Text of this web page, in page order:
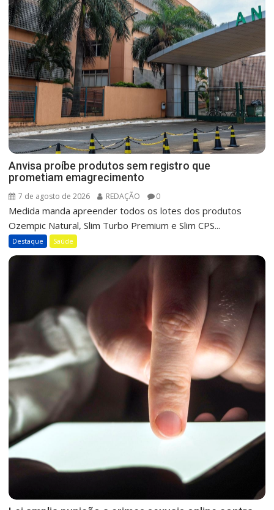
Anvisa proíbe produtos sem registro que
prometiam emagrecimento
7 de agosto de 2026 REDAÇÃO 0
Medida manda apreender todos os lotes dos produtos
Ozempic Natural, Slim Turbo Premium e Slim CPS...
Destaque Saúde